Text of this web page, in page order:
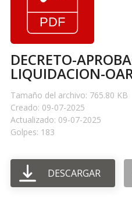
DECRETO-
LIQUIDACION-
Tamaño del archivo: 765.80 KB
Creado: 09-07-2025
Actualizado: 09-07-2025
Golpes: 183
DESCARGAR